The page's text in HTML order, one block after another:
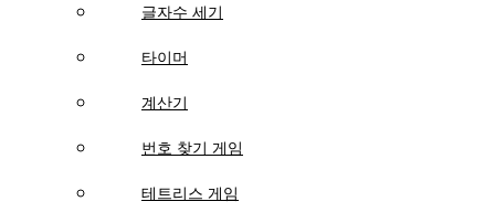
글자수 세기
타이머
계산기
번호 찾기 게임
테트리스 게임